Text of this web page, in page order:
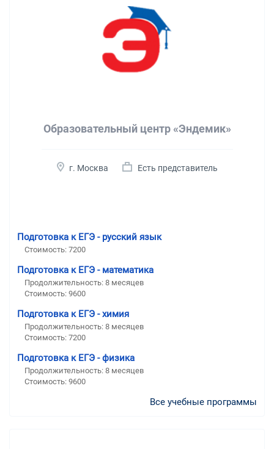
Образовательный центр «Эндемик»
г. Москва Есть представитель
Подготовка к ЕГЭ - русский язык
Стоимость: 7200
Подготовка к ЕГЭ - математика
Продолжительность: 8 месяцев
Стоимость: 9600
Подготовка к ЕГЭ - химия
Продолжительность: 8 месяцев
Стоимость: 7200
Подготовка к ЕГЭ - физика
Продолжительность: 8 месяцев
Стоимость: 9600
Все учебные программы